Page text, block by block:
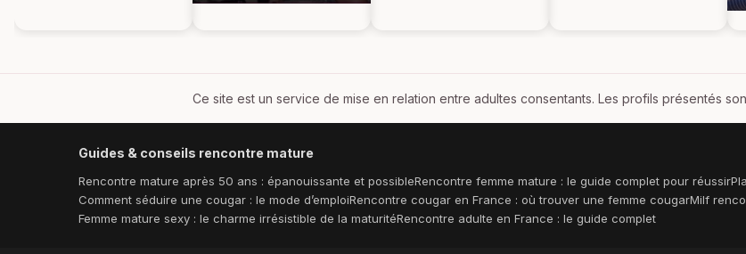
Ce site est un service de mise en relation entre adultes consentants. Les profils présentés
Guides & conseils rencontre mature
Rencontre mature après 50 ans : épanouissante et possibleRencontre femme mature : le guide complet pour réussir
Comment séduire une cougar : le mode d’emploiRencontre cougar en France : où trouver une femme cougarMilf
Femme mature sexy : le charme irrésistible de la maturitéRencontre adulte en France : le guide complet